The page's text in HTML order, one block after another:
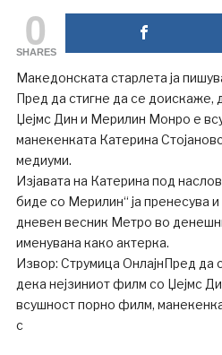
0
SHARES
Македонската старлета ја
Пред да стигне да се доискаже,
Џејмс Дин и Мерилин Монро е
манекенката Катерина
медиуми.
Изјавата на Катерина под
биде со Мерилин“ ја пренесува
дневен весник Метро во
именувана како актерка.
Извор: Струмица ОнлајнПред да
дека нејзиниот филм со Џејмс
всушност порно филм,
с